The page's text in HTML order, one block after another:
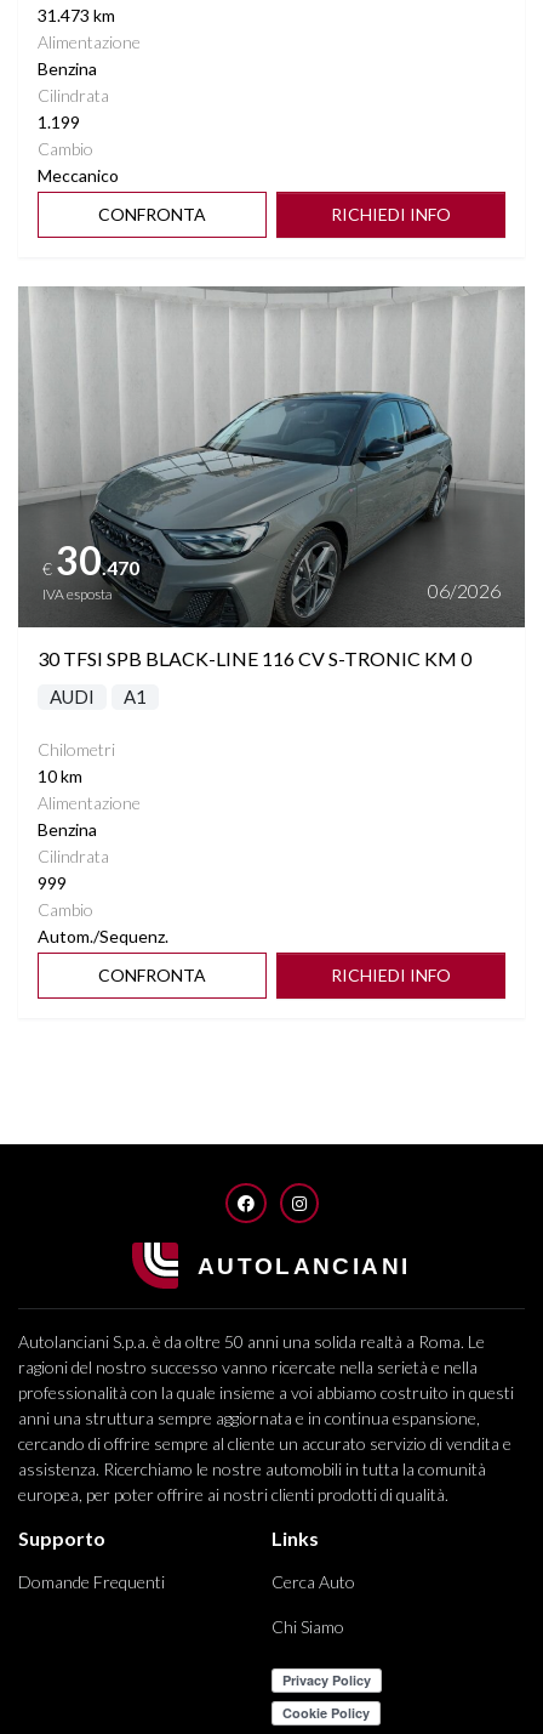
31.473 km
Alimentazione
Benzina
Cilindrata
1.199
Cambio
Meccanico
CONFRONTA
RICHIEDI INFO
Vedi dettagli
€ 30.470
IVA esposta 06/2026
30 TFSI SPB BLACK-LINE 116 CV S-TRONIC KM 0
AUDI A1
Chilometri
10 km
Alimentazione
Benzina
Cilindrata
999
Cambio
Autom./Sequenz.
CONFRONTA
RICHIEDI INFO
FACEBOOKINSTAGRAM
Autolanciani S.p.a. è da oltre 50 anni una solida realtà a Roma. Le
ragioni del nostro successo vanno ricercate nella serietà e nella
professionalità con la quale insieme a voi abbiamo costruito in questi
anni una struttura sempre aggiornata e in continua espansione,
cercando di offrire sempre al cliente un accurato servizio di vendita e
assistenza. Ricerchiamo le nostre automobili in tutta la comunità
europea, per poter offrire ai nostri clienti prodotti di qualità.
Supporto
Domande Frequenti
Links
Cerca Auto
Chi Siamo